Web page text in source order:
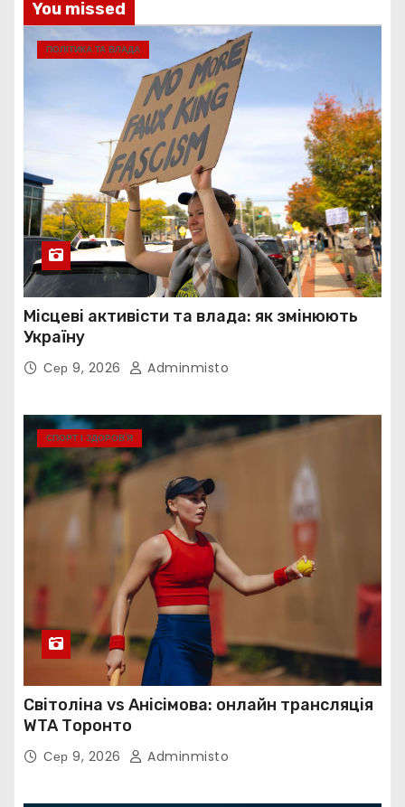
You missed
ПОЛІТИКА ТА ВЛАДА
Місцеві активісти та влада: як змінюють
Україну
Сер 9, 2026 Adminmisto
СПОРТ І ЗДОРОВ’Я
Світоліна vs Анісімова: онлайн трансляція
WTA Торонто
Сер 9, 2026 Adminmisto